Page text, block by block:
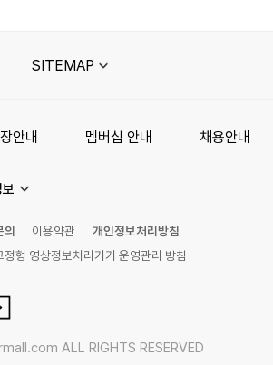
SITEMAP
안내 멤버십 안내 채용안내
의 이용약관
개인정보처리방침
정형 영상정보처리기기 운영관리 방침
ALL RIGHTS RESERVED